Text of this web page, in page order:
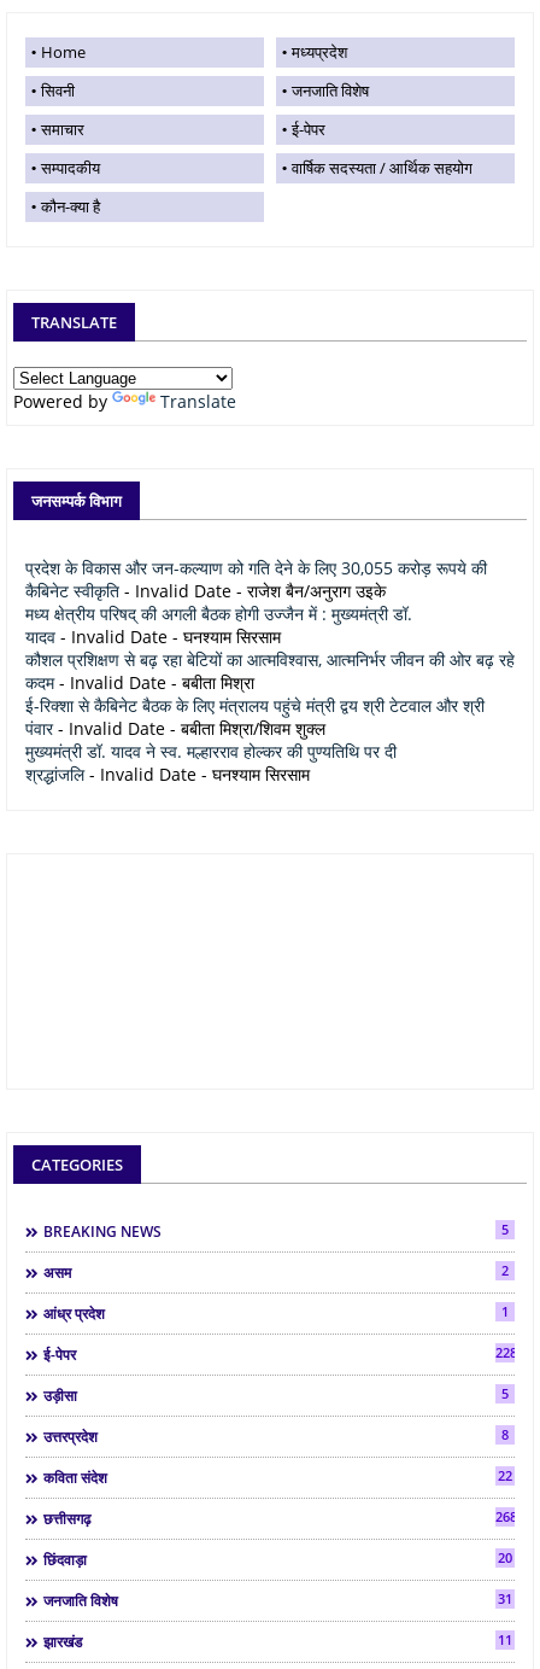
Home
मध्यप्रदेश
सिवनी
जनजाति विशेष
समाचार
ई-पेपर
सम्पादकीय
वार्षिक सदस्यता / आर्थिक सहयोग
कौन-क्या है
TRANSLATE
Powered by Translate
जनसम्पर्क विभाग
प्रदेश के विकास और जन-कल्याण को गति देने के लिए 30,055 करोड़ रूपये की
कैबिनेट स्वीकृति - Invalid Date - राजेश बैन/अनुराग उइके
मध्य क्षेत्रीय परिषद् की अगली बैठक होगी उज्जैन में : मुख्यमंत्री डॉ.
यादव - Invalid Date - घनश्याम सिरसाम
कौशल प्रशिक्षण से बढ़ रहा बेटियों का आत्मविश्वास, आत्मनिर्भर जीवन की ओर बढ़ रहे
कदम- Invalid Date - बबीता मिश्रा
ई-रिक्शा से कैबिनेट बैठक के लिए मंत्रालय पहुंचे मंत्री द्वय श्री टेटवाल और श्री
पंवार- Invalid Date - बबीता मिश्रा/शिवम शुक्ल
मुख्यमंत्री डॉ. यादव ने स्व. मल्हारराव होल्कर की पुण्यतिथि पर दी
श्रद्धांजलि- Invalid Date - घनश्याम सिरसाम
CATEGORIES
BREAKING NEWS 5
असम 2
आंध्र प्रदेश 1
ई-पेपर 2286
उड़ीसा 5
उत्तरप्रदेश 8
कविता संदेश 22
छत्तीसगढ़ 268
छिंदवाड़ा 20
जनजाति विशेष 31
झारखंड 11